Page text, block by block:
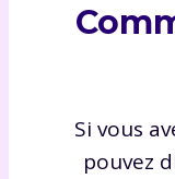
Si vous
pouvez